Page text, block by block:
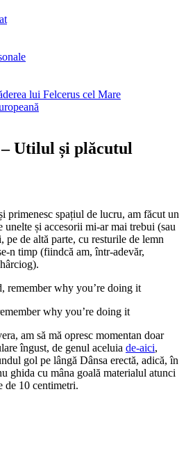
lui Felcerus cel Mare
Utilul și plăcutul
primenesc spațiul de lucru, am făcut un
unelte și accesorii mi-ar mai trebui (sau
pe de altă parte, cu resturile de lemn
n timp (fiindcă am, într-adevăr,
why you’re doing it
am să mă opresc momentan doar
îngust, de genul aceluia de-aici,
gol pe lângă Dânsa erectă, adică, în
ghida cu mâna goală materialul atunci
de 10 centimetri.